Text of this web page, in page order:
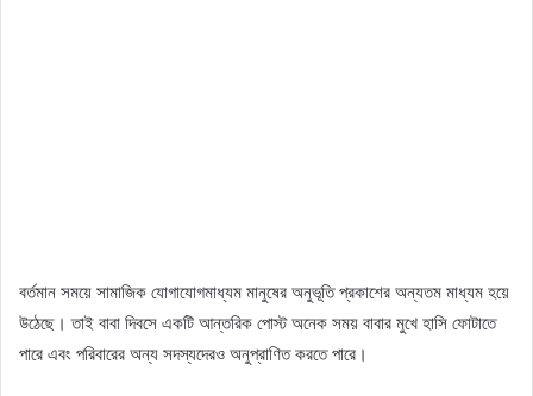
বর্তমান সময়ে সামাজিক যোগাযোগমাধ্যম মানুষের অনুভূতি প্রকাশের অন্যতম মাধ্যম হয়ে
উঠেছে। তাই বাবা দিবসে একটি আন্তরিক পোস্ট অনেক সময় বাবার মুখে হাসি ফোটাতে
পারে এবং পরিবারের অন্য সদস্যদেরও অনুপ্রাণিত করতে পারে।